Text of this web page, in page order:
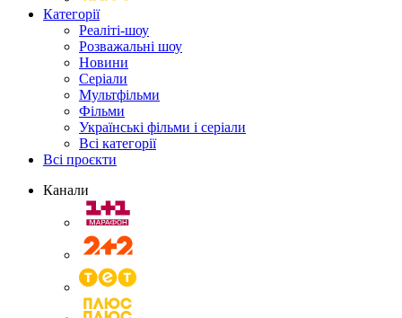
Категорії
Реаліті-шоу
Розважальні шоу
Новини
Серіали
Мультфільми
Фільми
Українські фільми і серіали
Всі категорії
Всі проєкти
Канали